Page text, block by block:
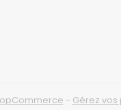
- Gérez